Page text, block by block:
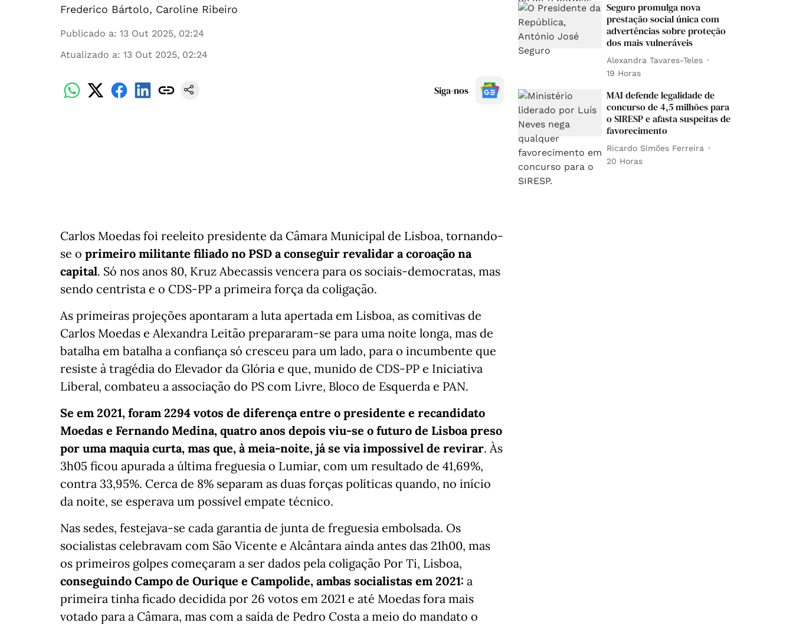
Frederico Bártolo, Caroline Ribeiro
Publicado a: 13 Out 2025, 02:24
Atualizado a: 13 Out 2025, 02:24
Siga-nos
Carlos Moedas foi reeleito presidente da Câmara Municipal de Lisboa, tornando-
se o primeiro militante filiado no PSD a conseguir revalidar a coroação na
capital. Só nos anos 80, Kruz Abecassis vencera para os sociais-democratas, mas
sendo centrista e o CDS-PP a primeira força da coligação.
As primeiras projeções apontaram a luta apertada em Lisboa, as comitivas de
Carlos Moedas e Alexandra Leitão prepararam-se para uma noite longa, mas de
batalha em batalha a confiança só cresceu para um lado, para o incumbente que
resiste à tragédia do Elevador da Glória e que, munido de CDS-PP e Iniciativa
Liberal, combateu a associação do PS com Livre, Bloco de Esquerda e PAN.
Se em 2021, foram 2294 votos de diferença entre o presidente e recandidato
Moedas e Fernando Medina, quatro anos depois viu-se o futuro de Lisboa preso
por uma maquia curta, mas que, à meia-noite, já se via impossível de revirar. Às
3h05 ficou apurada a última freguesia o Lumiar, com um resultado de 41,69%,
contra 33,95%. Cerca de 8% separam as duas forças políticas quando, no início
da noite, se esperava um possível empate técnico.
Nas sedes, festejava-se cada garantia de junta de freguesia embolsada. Os
socialistas celebravam com São Vicente e Alcântara ainda antes das 21h00, mas
os primeiros golpes começaram a ser dados pela coligação Por Ti, Lisboa,
conseguindo Campo de Ourique e Campolide, ambas socialistas em 2021: a
primeira tinha ficado decidida por 26 votos em 2021 e até Moedas fora mais
votado para a Câmara, mas com a saída de Pedro Costa a meio do mandato o
Seguro promulga nova
prestação social única com
advertências sobre proteção
dos mais vulneráveis
Alexandra Tavares-Teles
19 Horas
MAI defende legalidade de
concurso de 4,5 milhões para
o SIRESP e afasta suspeitas de
favorecimento
Ricardo Simões Ferreira
20 Horas